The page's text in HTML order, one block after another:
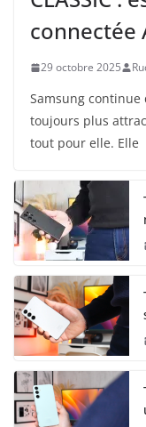
connectée
29 octobre 2025
Samsung continue
toujours plus
tout pour elle. Elle